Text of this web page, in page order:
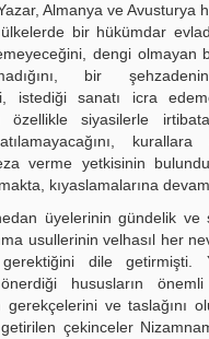
Almanya ve Avusturya
bir hükümdar
dengi olmayan
bir
istediği sanatı icra
özellikle siyasilerle
verme yetkisinin
kıyaslamalarına
üyelerinin gündelik ve
usullerinin velhasıl her
dile getirmişti.
hususların
gerekçelerini ve taslağını
çekinceler